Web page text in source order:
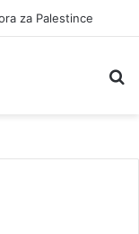
za Palestince